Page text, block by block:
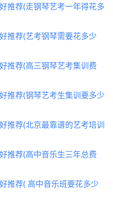
推荐(走钢琴艺考一年得花多
推荐(艺考钢琴需要花多少
推荐(高三钢琴艺考集训费
推荐(钢琴艺考生集训要多少
推荐(北京最靠谱的艺考培训
推荐(高中音乐生三年总费
推荐( 高中音乐班要花多少